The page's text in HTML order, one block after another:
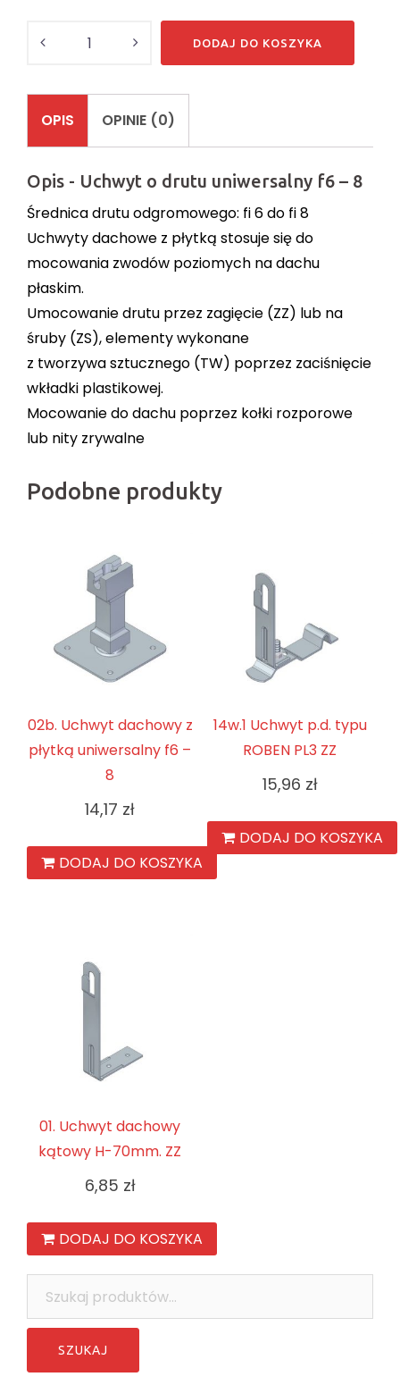
DODAJ DO KOSZYKA
OPIS OPINIE (0)
Opis - Uchwyt o drutu uniwersalny f6 – 8
Średnica drutu odgromowego: fi 6 do fi 8
Uchwyty dachowe z płytką stosuje się do
mocowania zwodów poziomych na dachu
płaskim.
Umocowanie drutu przez zagięcie (ZZ) lub na
śruby (ZS), elementy wykonane
z tworzywa sztucznego (TW) poprzez zaciśnięcie
wkładki plastikowej.
Mocowanie do dachu poprzez kołki rozporowe
lub nity zrywalne
Podobne produkty
02b. Uchwyt dachowy z
płytką uniwersalny f6 –
8
14,17 zł
DODAJ DO KOSZYKA
14w.1 Uchwyt p.d. typu
ROBEN PL3 ZZ
15,96 zł
DODAJ DO KOSZYKA
01. Uchwyt dachowy
kątowy H-70mm. ZZ
6,85 zł
DODAJ DO KOSZYKA